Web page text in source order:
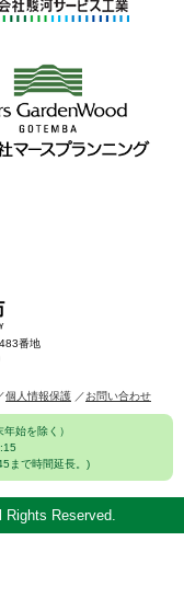
番地
個人情報保護 お問い合わせ
始を除く）
まで時間延長。)
Rights Reserved.